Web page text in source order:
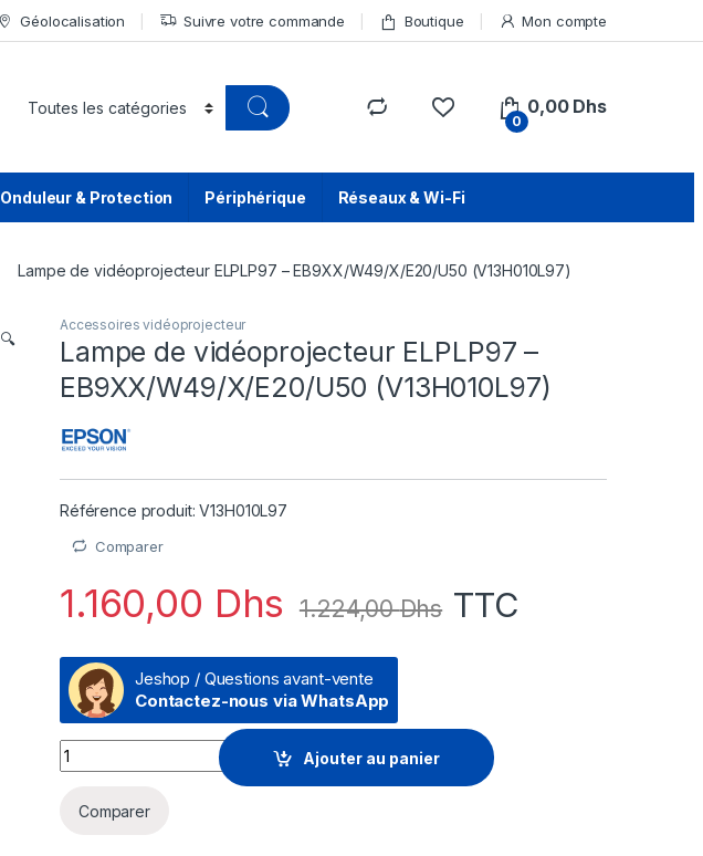
Géolocalisation Suivre votre commande Boutique Mon compte
0
0,00 Dhs
Onduleur & Protection Périphérique Réseaux & Wi-Fi
Lampe de vidéoprojecteur ELPLP97 – EB9XX/W49/X/E20/U50 (V13H010L97)
🔍
Accessoires vidéoprojecteur
Lampe de vidéoprojecteur ELPLP97 –
EB9XX/W49/X/E20/U50 (V13H010L97)
Référence produit: V13H010L97
Comparer
1.160,00 Dhs 1.224,00Dhs TTC
Jeshop / Questions avant-vente
Contactez-nous via WhatsApp
Lampe de vidéoprojecteur ELPLP97 - EB9XX/W49/X/E20/U50 (V13H010L97)
Ajouter au panier
Comparer